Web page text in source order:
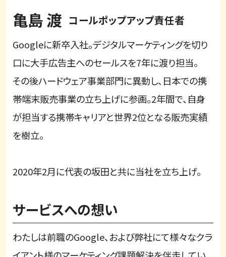
亀島 渡 コールポップアップ責任者
Googleに新卒入社。デジタルマーケティングを切り
口に大手広告主へのセールスを7年に渡り担当。
その後ハードウェア事業部門に異動し、日本での携
帯端末販売事業の立ち上げに参画。2年間で、自身
が担当する携帯キャリアと世界2位となる販売実績
を樹立。
2020年2月に代表の坂田と共に当社を立ち上げ。
サービスへの想い
わたしは前職のGoogle、および弊社にて様々なクラ